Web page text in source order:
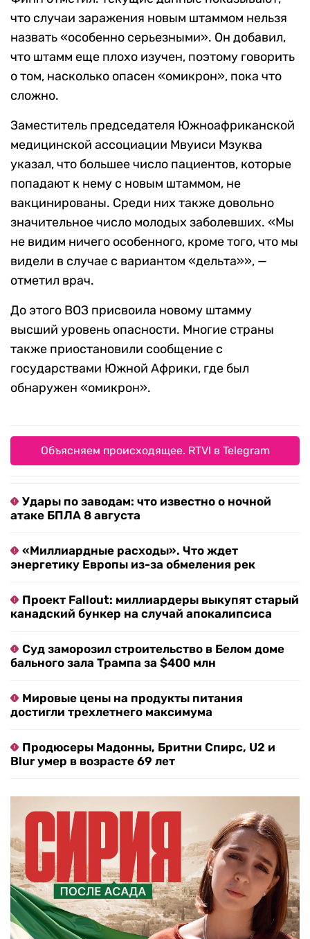
что случаи заражения новым штаммом нельзя
назвать «особенно серьезными». Он добавил,
что штамм еще плохо изучен, поэтому говорить
о том, насколько опасен «омикрон», пока что
сложно.
Заместитель председателя Южноафриканской
медицинской ассоциации Мвуиси Мзуква
указал, что большее число пациентов, которые
попадают к нему с новым штаммом, не
вакцинированы. Среди них также довольно
значительное число молодых заболевших. «Мы
не видим ничего особенного, кроме того, что мы
видели в случае с вариантом «дельта»», —
отметил врач.
До этого ВОЗ присвоила новому штамму
высший уровень опасности. Многие страны
также приостановили сообщение с
государствами Южной Африки, где был
обнаружен «омикрон».
Объясняем происходящее. RTVI в Telegram
Удары по заводам: что известно о ночной
атаке БПЛА 8 августа
«Миллиардные расходы». Что ждет
энергетику Европы из-за обмеления рек
Проект Fallout: миллиардеры выкупят старый
канадский бункер на случай апокалипсиса
Суд заморозил строительство в Белом доме
бального зала Трампа за $400 млн
Мировые цены на продукты питания
достигли трехлетнего максимума
Продюсеры Мадонны, Бритни Спирс, U2 и
Blur умер в возрасте 69 лет